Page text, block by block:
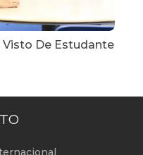
Visto De Estudante